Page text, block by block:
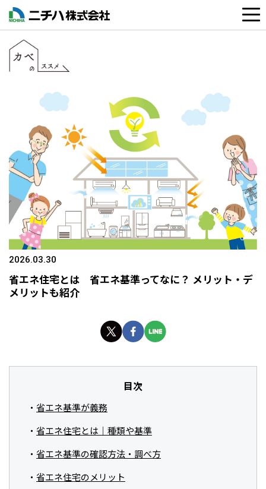
2026.03.30
省エネ住宅とは 省エネ基準ってなに？ メリット・デ
メリットも紹介
目次
省エネ基準が義務
省エネ住宅とは｜種類や基準
省エネ基準の確認方法・調べ方
省エネ住宅のメリット